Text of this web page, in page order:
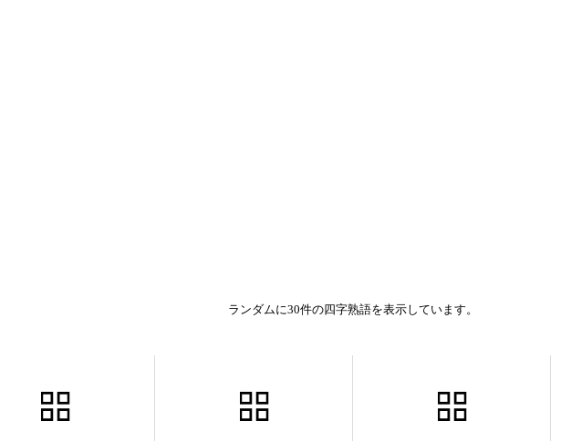
ランダムに30件の四字熟語を表示しています。